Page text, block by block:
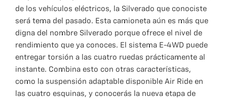
de los vehículos eléctricos, la Silverado que conociste
será tema del pasado. Esta camioneta aún es más que
digna del nombre Silverado porque ofrece el nivel de
rendimiento que ya conoces. El sistema E-4WD puede
entregar torsión a las cuatro ruedas prácticamente al
instante. Combina esto con otras características,
como la suspensión adaptable disponible Air Ride en
las cuatro esquinas, y conocerás la nueva etapa de